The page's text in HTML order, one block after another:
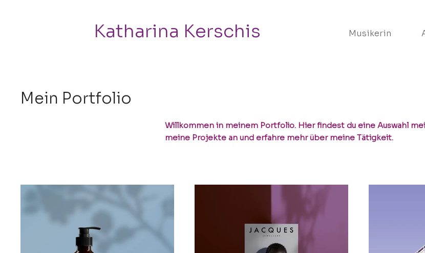
Katharina Kerschis Musikerin
Mein Portfolio
Willkommen in meinem Portfolio. Hier findest du eine Auswahl
meine Projekte an und erfahre mehr über meine Tätigkeit.